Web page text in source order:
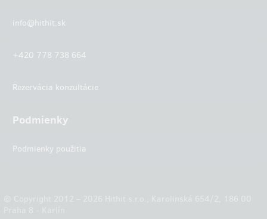
info@hithit.sk
+420 778 738 664
Rezervácia konzultácie
Podmienky
Podmienky použitia